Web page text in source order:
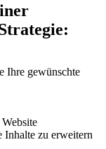
Ihre gewünschte
Inhalte zu erweitern